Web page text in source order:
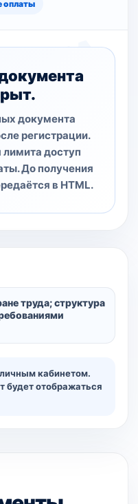
оплаты
документа
регистрации.
лимита доступ
До получения
в HTML.
труда; структура
кабинетом.
будет отображаться